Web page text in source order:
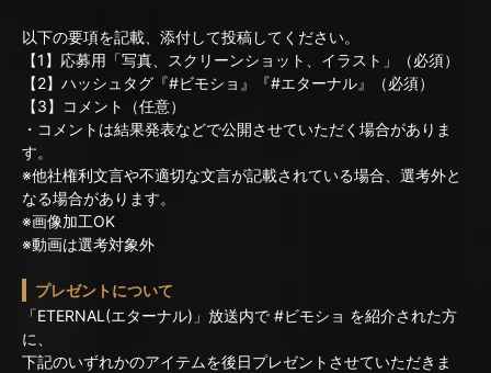
以下の要項を記載、添付して投稿してください。
【1】応募用「写真、スクリーンショット、イラスト」（必須）
【2】ハッシュタグ『#ビモショ』『#エターナル』（必須）
【3】コメント（任意）
・コメントは結果発表などで公開させていただく場合がありま
す。
※他社権利文言や不適切な文言が記載されている場合、選考外と
なる場合があります。
※画像加工OK
※動画は選考対象外
プレゼントについて
「ETERNAL(エターナル)」放送内で #ビモショ を紹介された方
に、
下記のいずれかのアイテムを後日プレゼントさせていただきま